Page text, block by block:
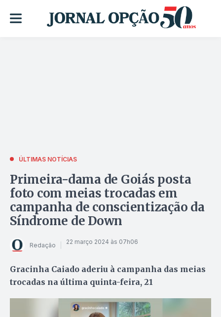
ÚLTIMAS NOTÍCIAS
Primeira-dama de Goiás posta
foto com meias trocadas em
campanha de conscientização da
Síndrome de Down
Redação 22 março 2024 às 07h06
Gracinha Caiado aderiu à campanha das meias
trocadas na última quinta-feira, 21